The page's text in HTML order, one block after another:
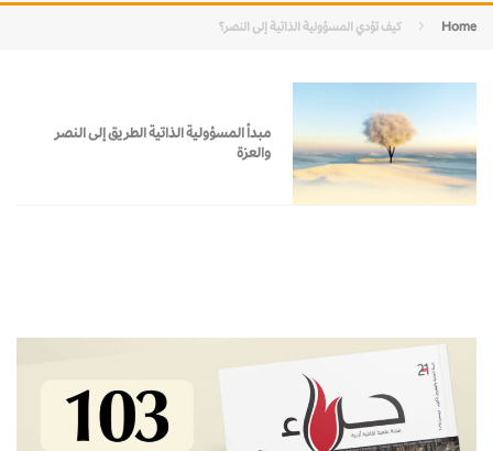
Home كيف تؤدي المسؤولية الذاتية إلى النصر؟
مبدأ المسؤولية الذاتية الطريق إلى النصر
والعزة